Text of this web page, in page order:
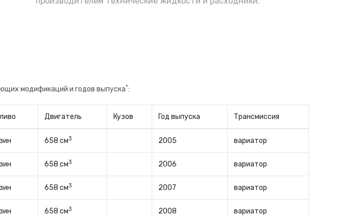
модификаций и годов выпуска*:
Двигатель Кузов Год выпуска Трансмиссия
658 см3 2005 вариатор
658 см3 2006 вариатор
658 см3 2007 вариатор
658 см3 2008 вариатор